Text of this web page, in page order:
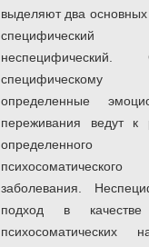
выделяют два
неспецифический.
специфическому
определенные
переживания ведут к
определенного
психосоматического
заболевания.
подход в качестве
психосоматических